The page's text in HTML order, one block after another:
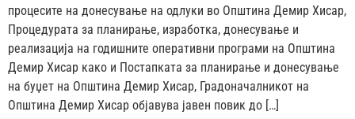
процесите на донесување на одлуки во Општина Демир Хисар,
Процедурата за планирање, изработка, донесување и
реализација на годишните оперативни програми на Општина
Демир Хисар како и Постапката за планирање и донесување
на буџет на Општина Демир Хисар, Градоначалникот на
Општина Демир Хисар објавува јавен повик до […]